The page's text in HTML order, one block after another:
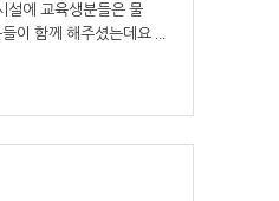
설에 교육생분들은 물
이 함께 해주셨는데요 ...